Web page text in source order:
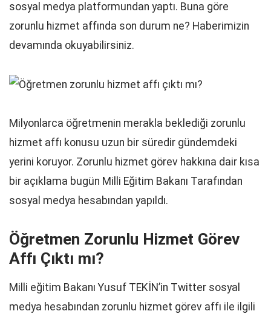
sosyal medya platformundan yaptı. Buna göre
zorunlu hizmet affında son durum ne? Haberimizin
devamında okuyabilirsiniz.
Milyonlarca öğretmenin merakla beklediği zorunlu
hizmet affı konusu uzun bir süredir gündemdeki
yerini koruyor. Zorunlu hizmet görev hakkına dair kısa
bir açıklama bugün Milli Eğitim Bakanı Tarafından
sosyal medya hesabından yapıldı.
Öğretmen Zorunlu Hizmet Görev
Affı Çıktı mı?
Milli eğitim Bakanı Yusuf TEKİN’in Twitter sosyal
medya hesabından zorunlu hizmet görev affı ile ilgili